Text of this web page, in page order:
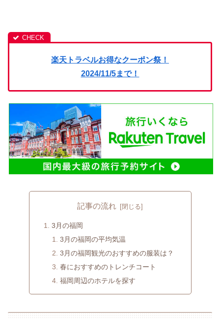
楽天トラベルお得なクーポン祭！
2024/11/5まで！
記事の流れ
3月の福岡
3月の福岡の平均気温
3月の福岡観光のおすすめの服装は？
春におすすめのトレンチコート
福岡周辺のホテルを探す